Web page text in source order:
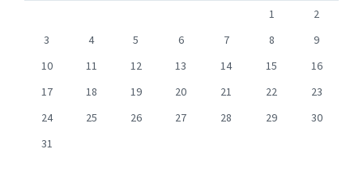
1
2
3
4 5 6 7 8
9
10
11 12 13 14 15
16
17
18 19 20 21 22
23
24
25 26 27 28 29
30
31